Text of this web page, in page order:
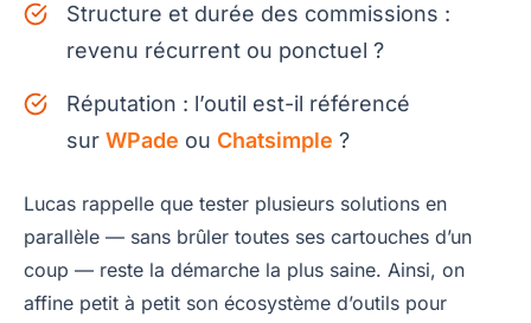
Structure et durée des commissions :
revenu récurrent ou ponctuel ?
Réputation : l’outil est-il référencé
sur WPade ou Chatsimple ?
Lucas rappelle que tester plusieurs solutions en
parallèle — sans brûler toutes ses cartouches d’un
coup — reste la démarche la plus saine. Ainsi, on
affine petit à petit son écosystème d’outils pour